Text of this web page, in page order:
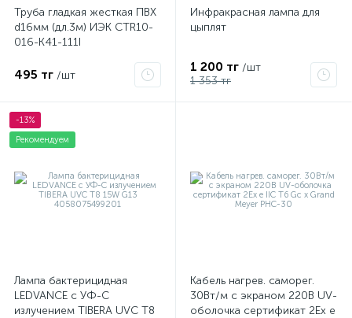
Труба гладкая жесткая ПВХ
d16мм (дл.3м) ИЭК CTR10-
016-K41-111I
495 тг /шт
Инфракрасная лампа для
цыплят
1 200 тг /шт
1 353 тг
-13%
Рекомендуем
Лампа бактерицидная
LEDVANCE с УФ-С
излучением TIBERA UVC T8
Кабель нагрев. саморег.
30Вт/м с экраном 220В UV-
оболочка сертификат 2Ex e